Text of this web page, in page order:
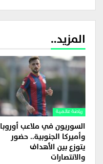
المزيد..
رياضة عالمية
السوريون في ملاعب أوروبا
وأميركا الجنوبية.. حضور
يتوزع بين الأهداف
والانتصارات